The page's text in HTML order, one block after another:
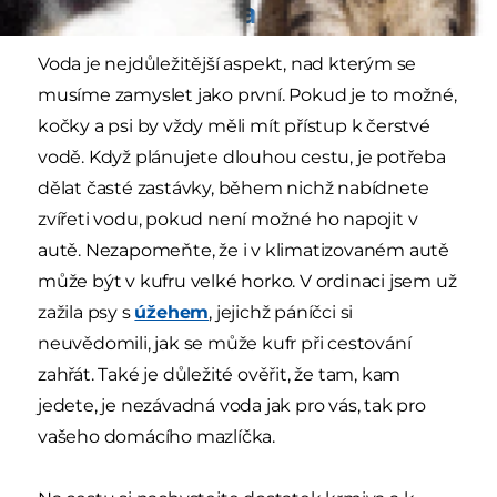
Potrava a voda.
Voda je nejdůležitější aspekt, nad kterým se
musíme zamyslet jako první. Pokud je to možné,
kočky a psi by vždy měli mít přístup k čerstvé
vodě. Když plánujete dlouhou cestu, je potřeba
dělat časté zastávky, během nichž nabídnete
zvířeti vodu, pokud není možné ho napojit v
autě. Nezapomeňte, že i v klimatizovaném autě
může být v kufru velké horko. V ordinaci jsem už
zažila psy s úžehem, jejichž páníčci si
neuvědomili, jak se může kufr při cestování
zahřát. Také je důležité ověřit, že tam, kam
jedete, je nezávadná voda jak pro vás, tak pro
vašeho domácího mazlíčka.